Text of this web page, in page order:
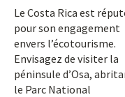
Le Costa Rica est
pour son engagement
envers l’écotourisme.
Envisagez de visiter la
péninsule d’Osa,
le Parc National